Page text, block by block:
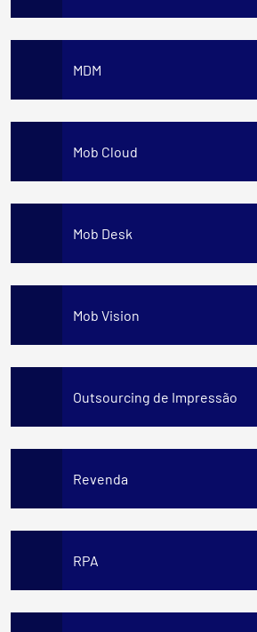
MDM
Mob Cloud
Mob Desk
Mob Vision
Outsourcing de Impressão
Revenda
RPA